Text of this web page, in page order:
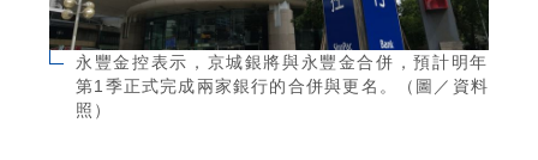
永豐金控表示，京城銀將與永豐金合併，預計明年
第1季正式完成兩家銀行的合併與更名。（圖／資料
照）